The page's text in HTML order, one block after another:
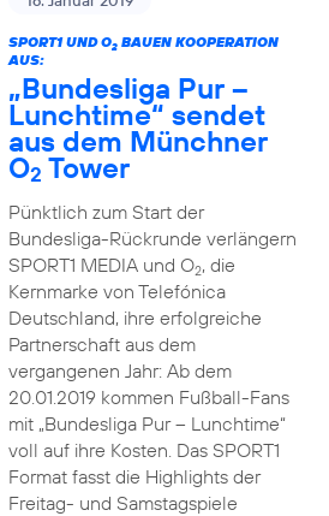
SPORT1 UND O2BAUEN KOOPERATION
AUS:
„Bundesliga Pur –
Lunchtime“ sendet
aus dem Münchner
O2 Tower
Pünktlich zum Start der
Bundesliga-Rückrunde verlängern
SPORT1 MEDIA und O2, die
Kernmarke von Telefónica
Deutschland, ihre erfolgreiche
Partnerschaft aus dem
vergangenen Jahr: Ab dem
20.01.2019 kommen Fußball-Fans
mit „Bundesliga Pur – Lunchtime“
voll auf ihre Kosten. Das SPORT1
Format fasst die Highlights der
Freitag- und Samstagspiele